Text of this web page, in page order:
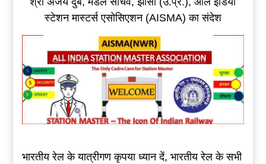
स्टेशन मास्टर्स एसोसिएशन (AISMA) का संदेश
भारतीय रेल के यात्रीगण कृपया ध्यान दें, भारतीय रेल के सभी